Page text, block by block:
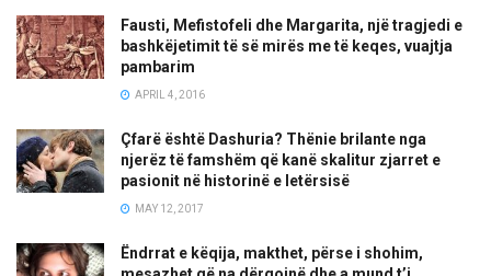
Fausti, Mefistofeli dhe Margarita, një tragjedi e
bashkëjetimit të së mirës me të keqes, vuajtja
pambarim
APRIL 4, 2016
Çfarë është Dashuria? Thënie brilante nga
njerëz të famshëm që kanë skalitur zjarret e
pasionit në historinë e letërsisë
MAY 12, 2017
Ëndrrat e këqija, makthet, përse i shohim,